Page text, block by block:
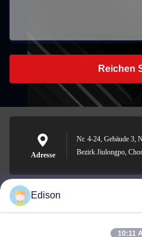
Reichen
Adresse
Nr. 4-24, Gebäude 3,
Bezirk Jiulongpo,
Edison
10:11